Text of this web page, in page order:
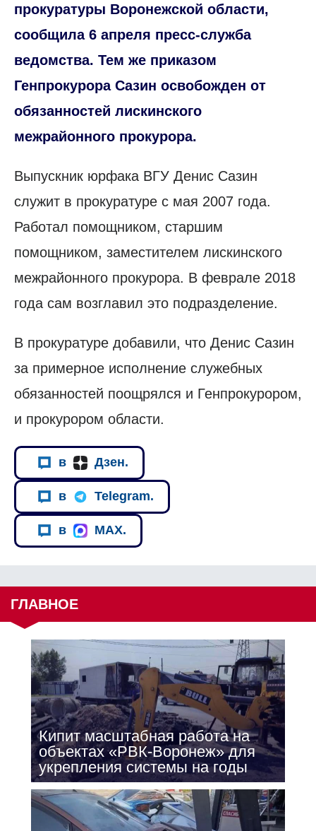
прокуратуры Воронежской области,
сообщила 6 апреля пресс-служба
ведомства. Тем же приказом
Генпрокурора Сазин освобожден от
обязанностей лискинского
межрайонного прокурора.
Выпускник юрфака ВГУ Денис Сазин
служит в прокуратуре с мая 2007 года.
Работал помощником, старшим
помощником, заместителем лискинского
межрайонного прокурора. В феврале 2018
года сам возглавил это подразделение.
В прокуратуре добавили, что Денис Сазин
за примерное исполнение служебных
обязанностей поощрялся и Генпрокурором,
и прокурором области.
в Дзен.
в Telegram.
в MAX.
ГЛАВНОЕ
Кипит масштабная работа на
объектах «РВК-Воронеж» для
укрепления системы на годы